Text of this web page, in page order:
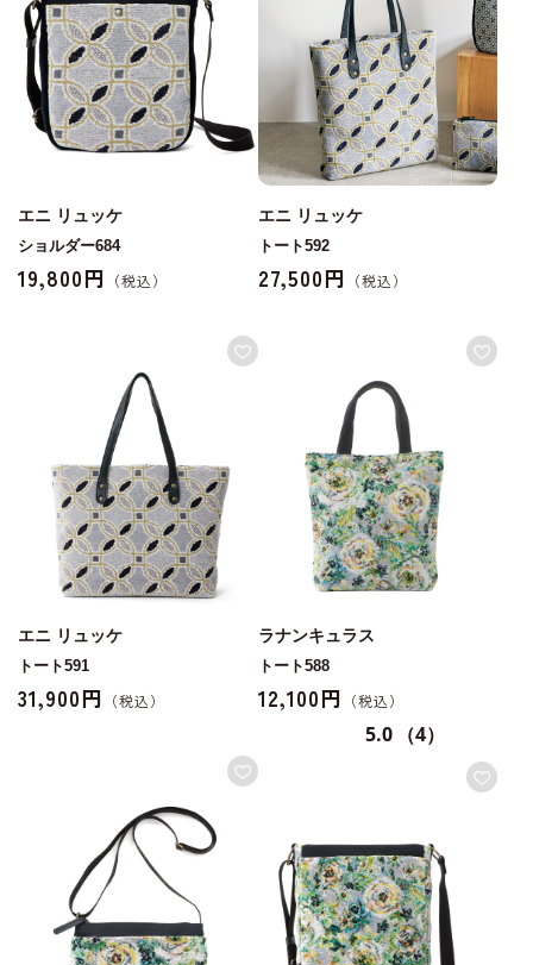
エニ リュッケ
ショルダー684
19,800円
エニ リュッケ
トート592
27,500円
エニ リュッケ
トート591
31,900円
ラナンキュラス
トート588
12,100円
5.0 （4）